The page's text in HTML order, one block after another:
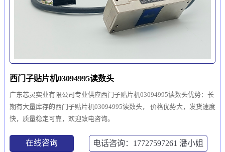
西门子贴片机03094995读数头
广东芯灵实业有限公司专业供应西门子贴片机03094995读数头优势：长
期有大量库存的西门子贴片机03094995读数头， 价格优势大，发货速度
快，质量稳定可靠，欢迎致电咨询。
在线咨询 电话咨询：17727597261 潘小姐